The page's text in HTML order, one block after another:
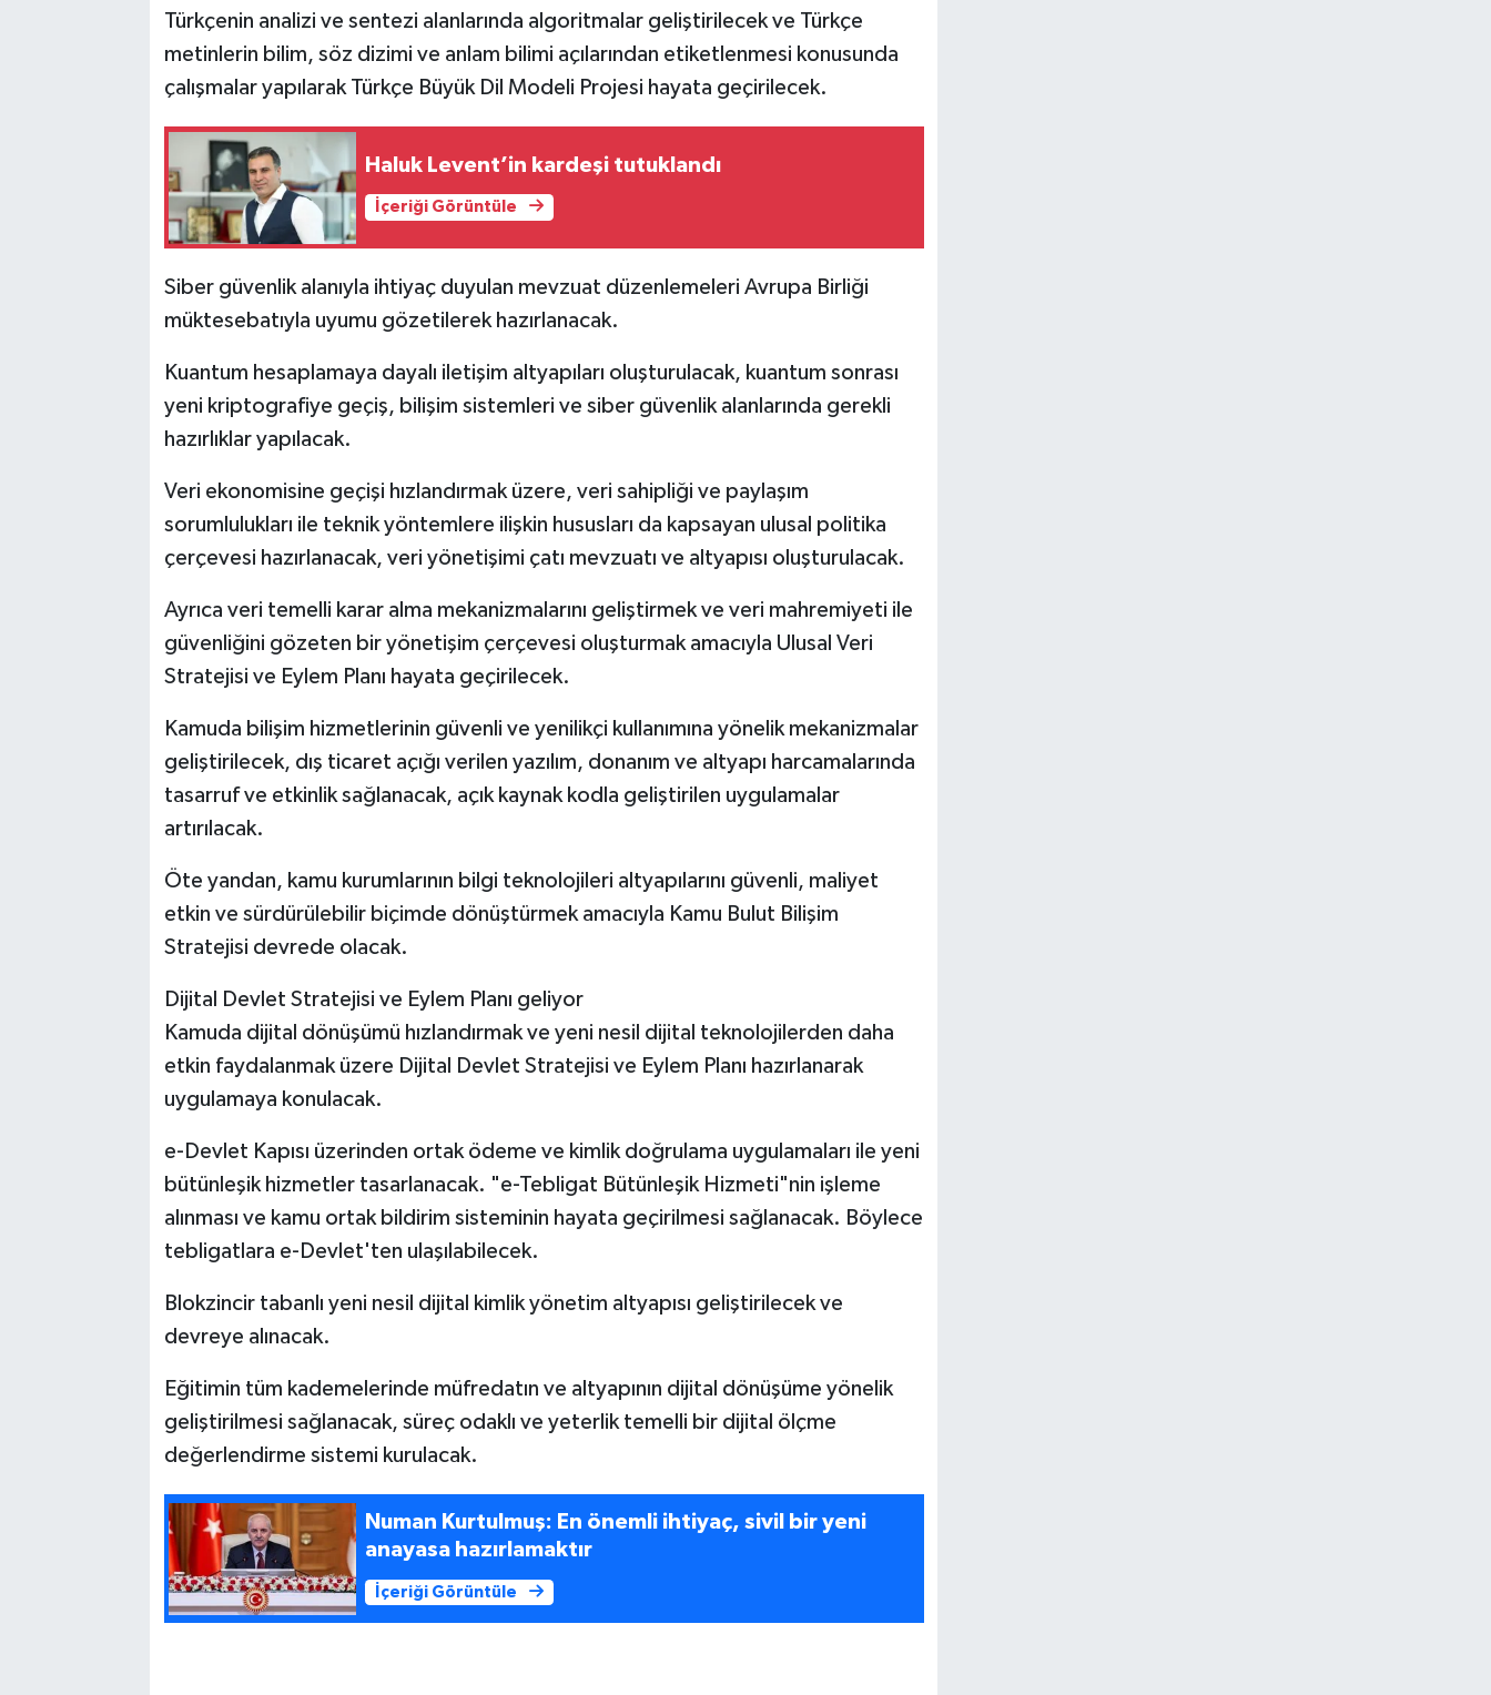
Türkçenin analizi ve sentezi alanlarında algoritmalar geliştirilecek ve Türkçe
metinlerin bilim, söz dizimi ve anlam bilimi açılarından etiketlenmesi konusunda
çalışmalar yapılarak Türkçe Büyük Dil Modeli Projesi hayata geçirilecek.
Haluk Levent’in kardeşi tutuklandı
İçeriği Görüntüle
Siber güvenlik alanıyla ihtiyaç duyulan mevzuat düzenlemeleri Avrupa Birliği
müktesebatıyla uyumu gözetilerek hazırlanacak.
Kuantum hesaplamaya dayalı iletişim altyapıları oluşturulacak, kuantum sonrası
yeni kriptografiye geçiş, bilişim sistemleri ve siber güvenlik alanlarında gerekli
hazırlıklar yapılacak.
Veri ekonomisine geçişi hızlandırmak üzere, veri sahipliği ve paylaşım
sorumlulukları ile teknik yöntemlere ilişkin hususları da kapsayan ulusal politika
çerçevesi hazırlanacak, veri yönetişimi çatı mevzuatı ve altyapısı oluşturulacak.
Ayrıca veri temelli karar alma mekanizmalarını geliştirmek ve veri mahremiyeti ile
güvenliğini gözeten bir yönetişim çerçevesi oluşturmak amacıyla Ulusal Veri
Stratejisi ve Eylem Planı hayata geçirilecek.
Kamuda bilişim hizmetlerinin güvenli ve yenilikçi kullanımına yönelik mekanizmalar
geliştirilecek, dış ticaret açığı verilen yazılım, donanım ve altyapı harcamalarında
tasarruf ve etkinlik sağlanacak, açık kaynak kodla geliştirilen uygulamalar
artırılacak.
Öte yandan, kamu kurumlarının bilgi teknolojileri altyapılarını güvenli, maliyet
etkin ve sürdürülebilir biçimde dönüştürmek amacıyla Kamu Bulut Bilişim
Stratejisi devrede olacak.
Dijital Devlet Stratejisi ve Eylem Planı geliyor
Kamuda dijital dönüşümü hızlandırmak ve yeni nesil dijital teknolojilerden daha
etkin faydalanmak üzere Dijital Devlet Stratejisi ve Eylem Planı hazırlanarak
uygulamaya konulacak.
e-Devlet Kapısı üzerinden ortak ödeme ve kimlik doğrulama uygulamaları ile yeni
bütünleşik hizmetler tasarlanacak. "e-Tebligat Bütünleşik Hizmeti"nin işleme
alınması ve kamu ortak bildirim sisteminin hayata geçirilmesi sağlanacak. Böylece
tebligatlara e-Devlet'ten ulaşılabilecek.
Blokzincir tabanlı yeni nesil dijital kimlik yönetim altyapısı geliştirilecek ve
devreye alınacak.
Eğitimin tüm kademelerinde müfredatın ve altyapının dijital dönüşüme yönelik
geliştirilmesi sağlanacak, süreç odaklı ve yeterlik temelli bir dijital ölçme
değerlendirme sistemi kurulacak.
Numan Kurtulmuş: En önemli ihtiyaç, sivil bir yeni
anayasa hazırlamaktır
İçeriği Görüntüle